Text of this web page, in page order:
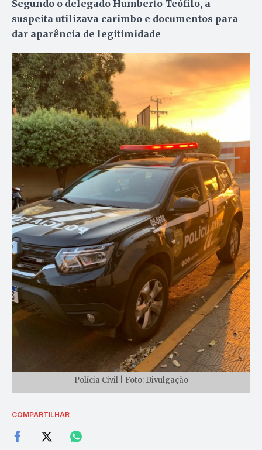
Segundo o delegado Humberto Teófilo, a
suspeita utilizava carimbo e documentos para
dar aparência de legitimidade
Polícia Civil | Foto: Divulgação
COMPARTILHAR